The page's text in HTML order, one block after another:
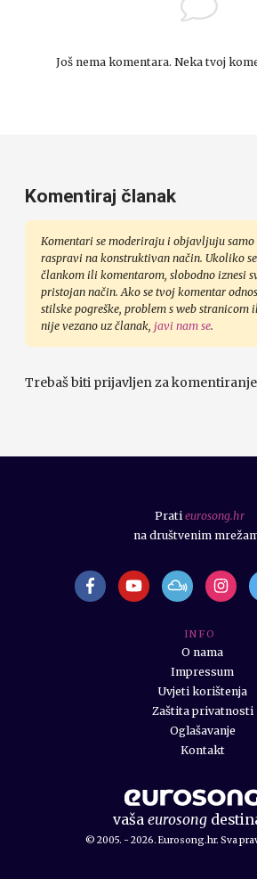
Još nema komentara. Neka tvoj
Komentiraj članak
Komentari se moderiraju i objavljuju samo
raspravi na konstruktivan način. Ukoliko se
člankom ili komentarom, slobodno iznesi
pristojan način. Ako se tvoj komentar
stilske pogreške, problem s web stranicom
nije vezano uz članak, javi nam se.
Trebaš biti prijavljen za
vaša eurosong
© 2005. - 2026. Eurosong.hr. Sva
I N F O
O nama
Impressum
Uvjeti korištenja
Zaštita privatnosti
Oglašavanje
Kontakt
Prati eurosong.hr
na društvenim